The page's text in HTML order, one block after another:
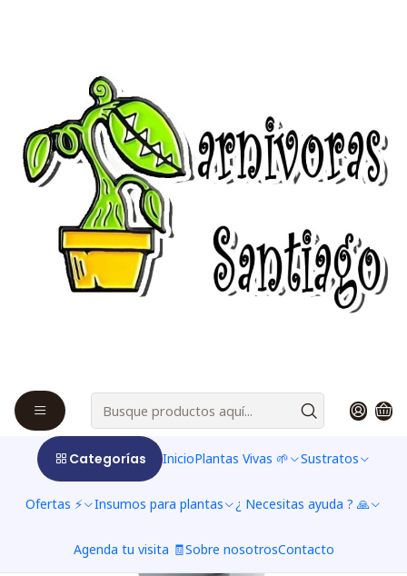
Categorías InicioPlantas Vivas 🌱 Sustratos
Ofertas ⚡ Insumos para plantas ¿ Necesitas ayuda ? 🙏
Agenda tu visita 🧾Sobre nosotrosContacto